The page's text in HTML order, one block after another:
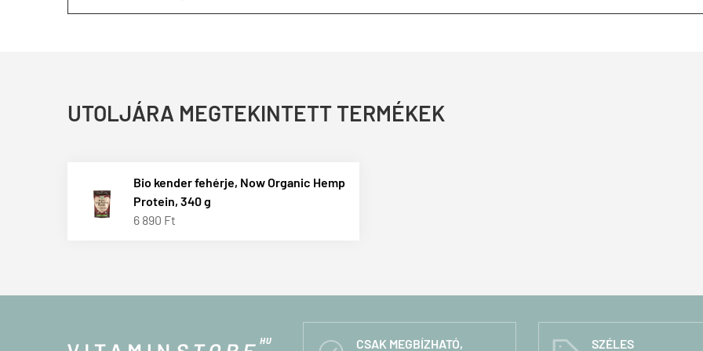
UTOLJÁRA MEGTEKINTETT TERMÉKEK
Bio kender fehérje, Now Organic Hemp
Protein, 340 g
6 890 Ft
CSAK MEGBÍZHATÓ, SZÉLES